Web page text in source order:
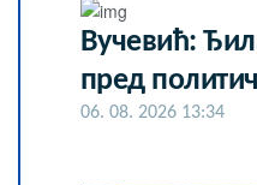
Вучевић:
пред
06. 08. 2026 13:34